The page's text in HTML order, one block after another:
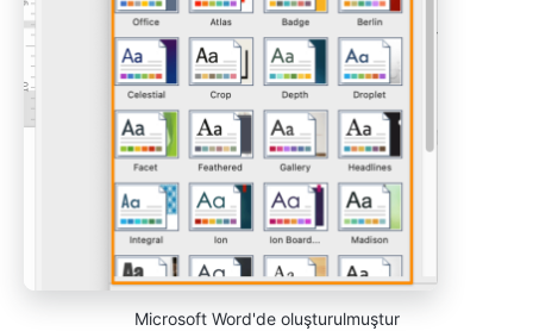
Microsoft Word'de oluşturulmuştur